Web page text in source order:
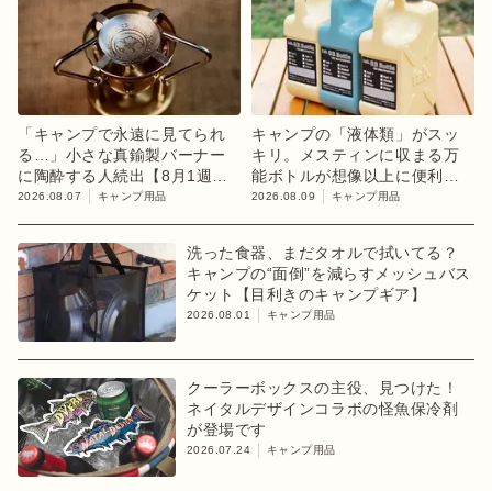
「キャンプで永遠に見てられ
る…」小さな真鍮製バーナー
に陶酔する人続出【8月1週ラ
ンキング】
2026.08.07 キャンプ用品
キャンプの「液体類」がスッ
キリ。メスティンに収まる万
能ボトルが想像以上に便利！
【目利きのキャンプギア】
2026.08.09 キャンプ用品
洗った食器、まだタオルで拭いてる？
キャンプの“面倒”を減らすメッシュバス
ケット【目利きのキャンプギア】
2026.08.01 キャンプ用品
クーラーボックスの主役、見つけた！
ネイタルデザインコラボの怪魚保冷剤
が登場です
2026.07.24 キャンプ用品